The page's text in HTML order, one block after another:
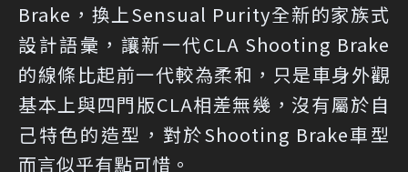
Brake，換上Sensual Purity全新的家族式
設計語彙，讓新一代CLA Shooting Brake
的線條比起前一代較為柔和，只是車身外觀
基本上與四門版CLA相差無幾，沒有屬於自
己特色的造型，對於Shooting Brake車型
而言似乎有點可惜。